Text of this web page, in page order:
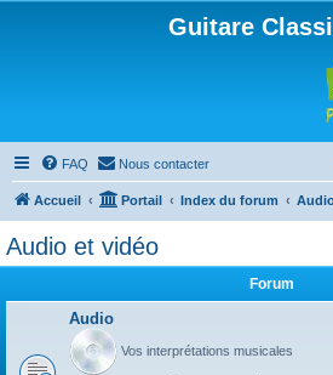
Guitare
FAQ Nous contacter
Accueil Portail Index du forum
Audio et vidéo
Forum
Audio
Vos interprétations musicales